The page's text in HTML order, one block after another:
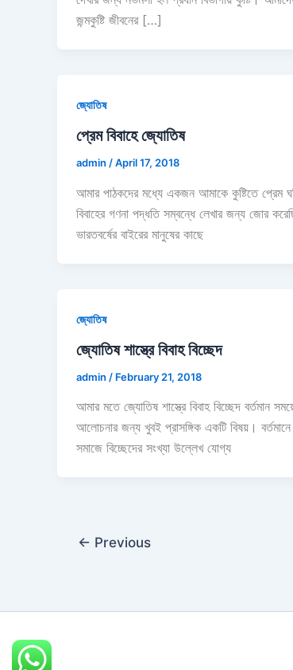
জন্মকুষ্টি জীবনের […]
জ্যোতিষ
প্রেম বিবাহে জ্যোতিষ
admin /April 17, 2018
আমার পাঠকদের মধ্যে একজন আমাকে কুষ্টিতে প্রেম
বিবাহের গণনা পদ্ধতি সম্বন্ধে লেখার জন্য জোর
ভারতবর্ষের বাইরের মানুষের কাছে
জ্যোতিষ
জ্যোতিষ শাস্ত্রে বিবাহ বিচ্ছেদ
admin / February 21, 2018
আমার মতে জ্যোতিষ শাস্ত্রে বিবাহ বিচ্ছেদ বর্তমান
আলোচনার জন্য খুবই প্রাসঙ্গিক একটি বিষয়।
সমাজে বিচ্ছেদের সংখ্যা উল্লেখ যোগ্য
← Previous